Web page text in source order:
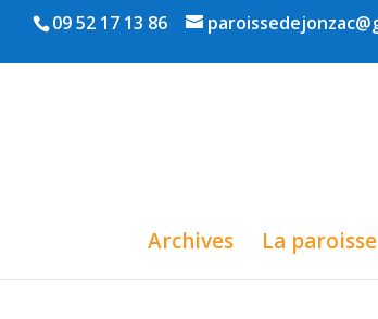
09 52 17 13 86
Archives La paroisse